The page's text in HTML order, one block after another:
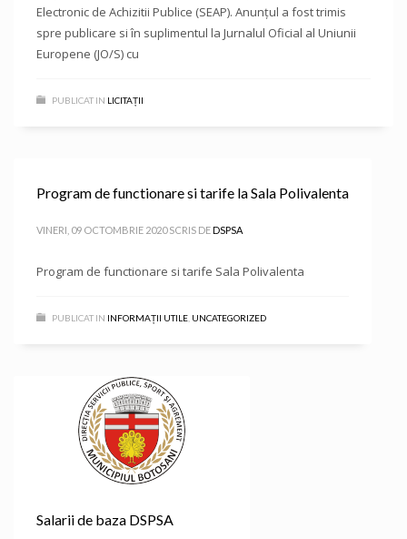
Electronic de Achizitii Publice (SEAP). Anunțul a fost trimis
spre publicare si în suplimentul la Jurnalul Oficial al Uniunii
Europene (JO/S) cu
PUBLICAT IN LICITAȚII
Program de functionare si tarife la Sala Polivalenta
VINERI, 09 OCTOMBRIE 2020 SCRIS DEDSPSA
Program de functionare si tarife Sala Polivalenta
PUBLICAT IN INFORMAȚII UTILE UNCATEGORIZED
Salarii de baza DSPSA